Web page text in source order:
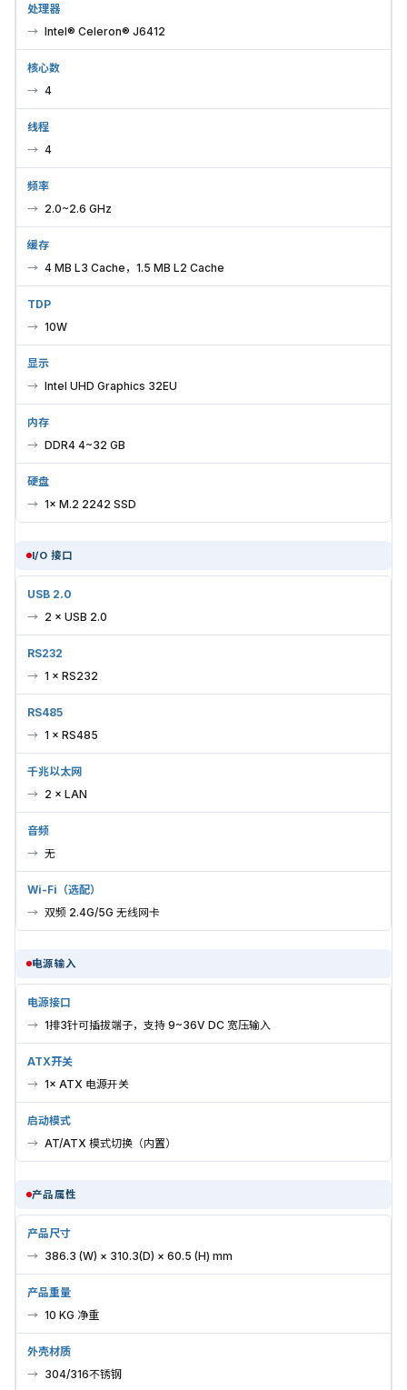
处理器
Intel® Celeron® J6412
核心数
4
线程
4
频率
2.0~2.6 GHz
缓存
4 MB L3 Cache，1.5 MB L2 Cache
TDP
10W
显示
Intel UHD Graphics 32EU
内存
DDR4 4~32 GB
硬盘
1× M.2 2242 SSD
I/O 接口
USB 2.0
2 × USB 2.0
RS232
1 × RS232
RS485
1 × RS485
千兆以太网
2 × LAN
音频
无
Wi-Fi（选配）
双频 2.4G/5G 无线网卡
电源输入
电源接口
1排3针可插拔端子，支持 9~36V DC 宽压输入
ATX开关
1× ATX 电源开关
启动模式
AT/ATX 模式切换（内置）
产品属性
产品尺寸
386.3 (W) × 310.3(D) × 60.5 (H) mm
产品重量
10 KG 净重
外壳材质
304/316不锈钢